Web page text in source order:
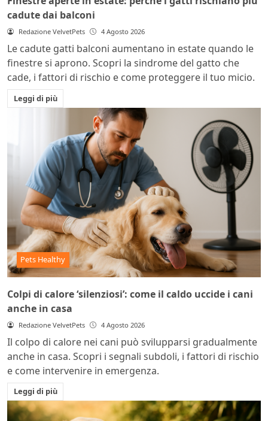
cadute dai balconi
Redazione VelvetPets 4 Agosto 2026
Le cadute gatti balconi aumentano in estate quando le
finestre si aprono. Scopri la sindrome del gatto che
cade, i fattori di rischio e come proteggere il tuo micio.
Leggi di più
Pets Healthy
Colpi di calore ‘silenziosi’: come il caldo uccide i cani
anche in casa
Redazione VelvetPets 4 Agosto 2026
Il colpo di calore nei cani può svilupparsi gradualmente
anche in casa. Scopri i segnali subdoli, i fattori di rischio
e come intervenire in emergenza.
Leggi di più